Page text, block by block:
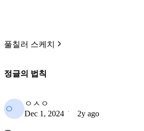
풀칠러 스케치
정글의 법칙
ㅇ
ㅇㅅㅇ
Dec 1, 2024
2y ago